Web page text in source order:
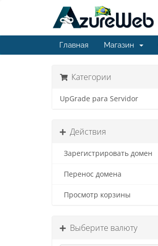
Главная Магазин
Категории
UpGrade para Servidor
Действия
Зарегистрировать домен
Перенос домена
Просмотр корзины
Выберите валюту